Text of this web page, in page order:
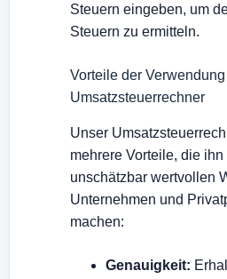
Steuern eingeben, um
Steuern zu ermitteln.
Vorteile der
Umsatzsteuerrechner
Unser
mehrere Vorteile, die
unschätzbar wertvollen
Unternehmen und
machen:
Genauigkeit: